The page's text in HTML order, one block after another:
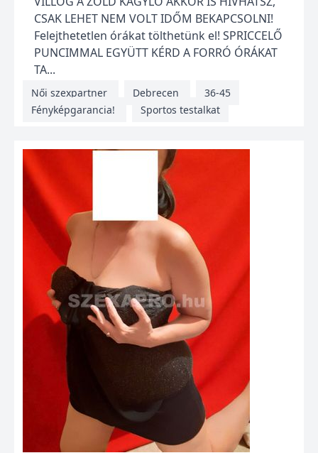
CSAK LEHET NEM VOLT IDŐM BEKAPCSOLNI!
Felejthetetlen órákat tölthetünk el! SPRICCELŐ
PUNCIMMAL EGYÜTT KÉRD A FORRÓ ÓRÁKAT
TA...
Női szexpartner Debrecen
36-45
Fényképgarancia!
Sportos testalkat